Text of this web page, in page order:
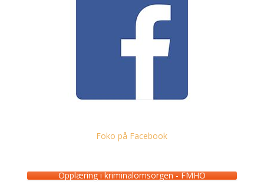
Foko på Facebook
Opplæring i kriminalomsorgen - FMHO